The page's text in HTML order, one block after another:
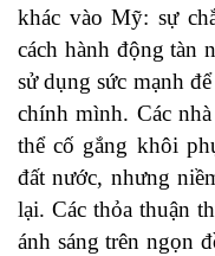
khác vào Mỹ: sự
cách hành động tàn
sử dụng sức mạnh
chính mình. Các
thể cố gắng khôi
đất nước, nhưng
lại. Các thỏa thuận
ánh sáng trên ngọn